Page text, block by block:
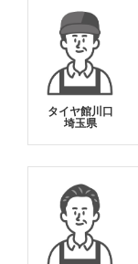
タイヤ館川口
埼玉県